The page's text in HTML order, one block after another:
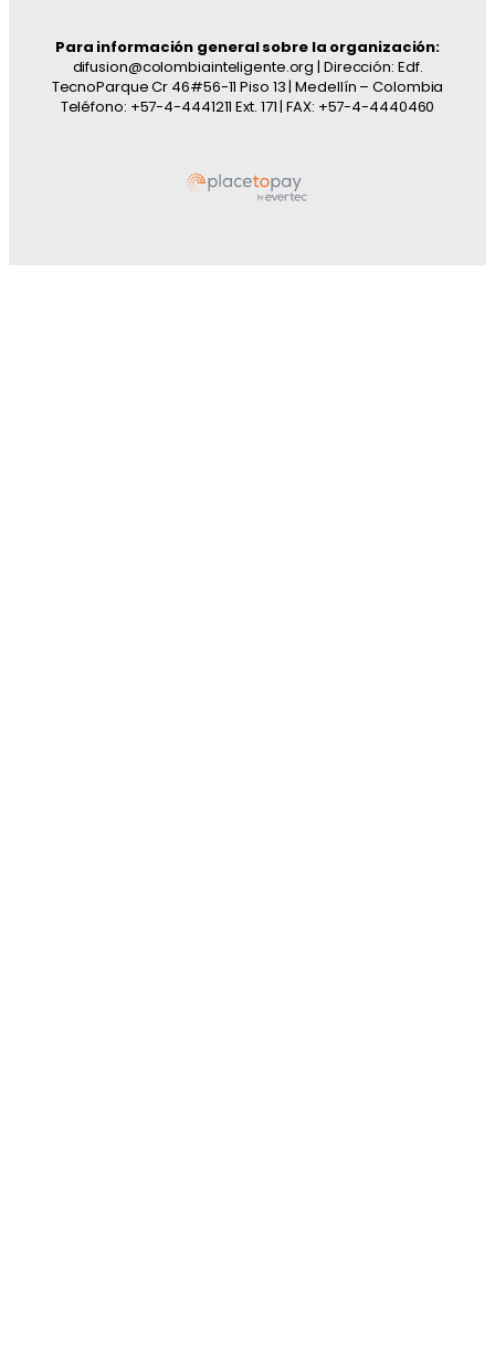
Para información general sobre la organización:
difusion@colombiainteligente.org | Dirección: Edf.
TecnoParque Cr 46#56-11 Piso 13 | Medellín – Colombia
Teléfono: +57-4-4441211 Ext. 171 | FAX: +57-4-4440460